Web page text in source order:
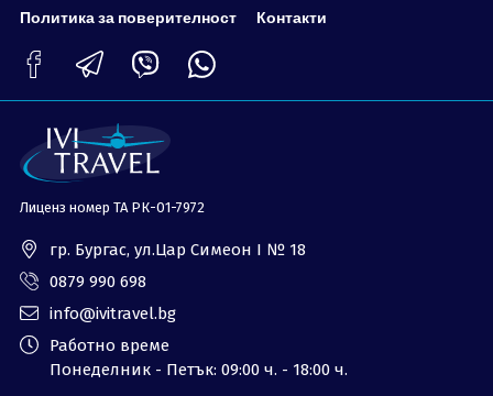
поверителност
0879 990 698
Политика за поверителност
Контакти
Лиценз номер ТА РК-01-7972
гр. Бургас, ул.Цар Симеон I № 18
0879 990 698
info@ivitravel.bg
Работно време
Понеделник - Петък: 09:00 ч. - 18:00 ч.